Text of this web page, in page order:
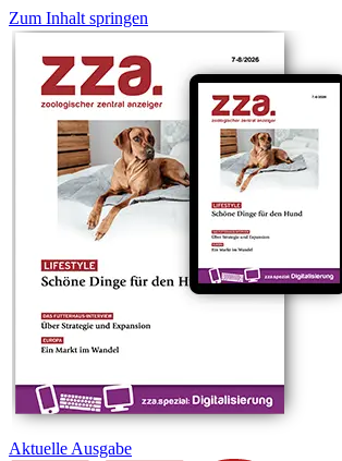
Zum Inhalt springen
Aktuelle Ausgabe